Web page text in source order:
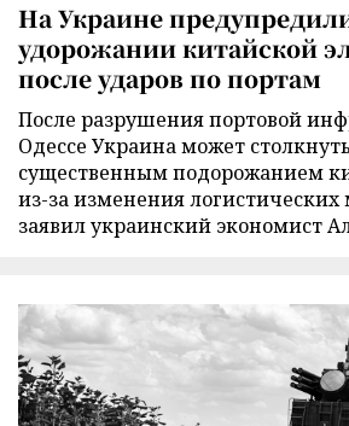
На Украине
удорожании китайской
после ударов по портам
После разрушения портовой
Одессе Украина может
существенным подорожанием
из-за изменения
заявил украинский экономист